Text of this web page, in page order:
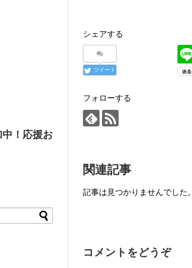
シェアする
ツイート
フォローする
関連記事
記事は見つかりませんでした。
コメントをどうぞ
！応援お